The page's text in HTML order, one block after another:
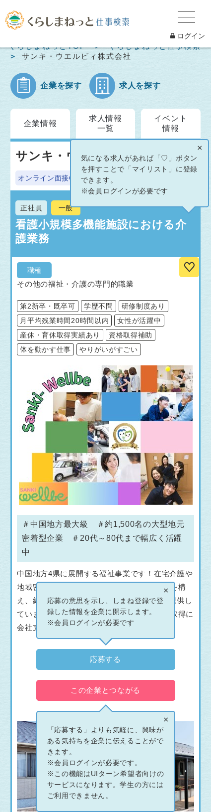
ログイン
くらしまねっとTOP
くらしまねっと仕事検索
サンキ・ウエルビィ株式会社
企業を探す 求人を探す
企業情報
求人情報
一覧
イベント
情報
サンキ・ウエルビィ株式会社
オンライン面接OK
正社員 一般
看護小規模多機能施設における介
護業務
職種
その他の福祉・介護の専門的職業
第2新卒・既卒可 学歴不問
研修制度あり
月平均残業時間20時間以内
女性が活躍中
産休・育休取得実績あり
資格取得補助
体を動かす仕事
やりがいがすごい
＃中国地方最大級 ＃約1,500名の大型地元
密着型企業 ＃20代～80代まで幅広く活躍
中
中国地方4県に展開する福祉事業です！在宅介護や
地域密着型介護を中心に、111拠点の事業所を構
え、約1,500名のスタッフで介護サービスを提供し
ています。出産後の復帰率ほぼ100％！資格取得に
会社支援有♪働きやすさに自信があります！
応募する
×
応募の意思を示し、しまね登録で登
録した情報を企業に開示します。
※会員ログインが必要です
この企業とつながる
×
「応募する」よりも気軽に、興味が
ある気持ちを企業に伝えることがで
きます。
※会員ログインが必要です。
※この機能はUIターン希望者向けの
サービスになります。学生の方には
ご利用できません。
×
気になる求人があれば「♡」ボタン
を押すことで「マイリスト」に登録
できます。
※会員ログインが必要です